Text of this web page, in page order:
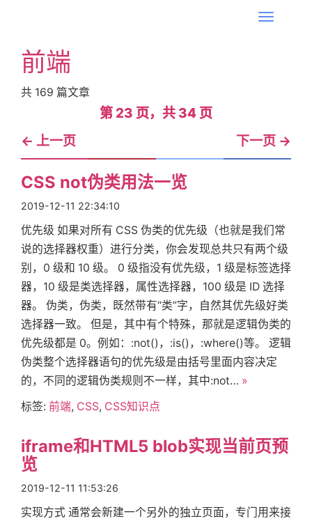
T
n
a
t
i
o
n
前端
共 169 篇文章
← 上一页
第 23 页，共 34 页
下一页 →
CSS not伪类用法一览
2019-12-11 22:34:10
优先级 如果对所有 CSS 伪类的优先级（也就是我们常
说的选择器权重）进行分类，你会发现总共只有两个级
别，0 级和 10 级。 0 级指没有优先级，1 级是标签选择
器，10 级是类选择器，属性选择器，100 级是 ID 选择
器。 伪类，伪类，既然带有“类”字，自然其优先级好类
选择器一致。 但是，其中有个特殊，那就是逻辑伪类的
优先级都是 0。例如：:not()，:is()，:where()等。 逻辑
伪类整个选择器语句的优先级是由括号里面内容决定
的，不同的逻辑伪类规则不一样，其中:not… »
标签: 前端, CSS, CSS知识点
iframe和HTML5 blob实现当前页预
览
2019-12-11 11:53:26
实现方式 通常会新建一个另外的独立页面，专门用来接
第 23 页，共 34 页